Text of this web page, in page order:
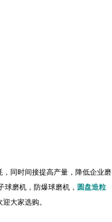
同时间接提高产量，降低企业磨
磨机，防爆球磨机， 圆盘造粒
大家选购。